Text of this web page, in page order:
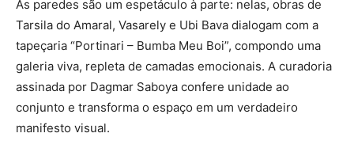
As paredes são um espetáculo à parte: nelas, obras de
Tarsila do Amaral, Vasarely e Ubi Bava dialogam com a
tapeçaria “Portinari – Bumba Meu Boi”, compondo uma
galeria viva, repleta de camadas emocionais. A curadoria
assinada por Dagmar Saboya confere unidade ao
conjunto e transforma o espaço em um verdadeiro
manifesto visual.